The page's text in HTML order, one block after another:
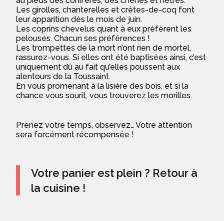
Les girolles, chanterelles et crêtes-de-coq font
leur apparition dès le mois de juin.
Les coprins chevelus quant à eux préfèrent les
pelouses. Chacun ses préférences !
Les trompettes de la mort n’ont rien de mortel,
rassurez-vous. Si elles ont été baptisées ainsi, c’est
uniquement dû au fait qu’elles poussent aux
alentours de la Toussaint.
En vous promenant à la lisière des bois, et si la
chance vous sourit, vous trouverez les morilles.
Prenez votre temps, observez… Votre attention
sera forcément récompensée !
Votre panier est plein ? Retour à
la cuisine !